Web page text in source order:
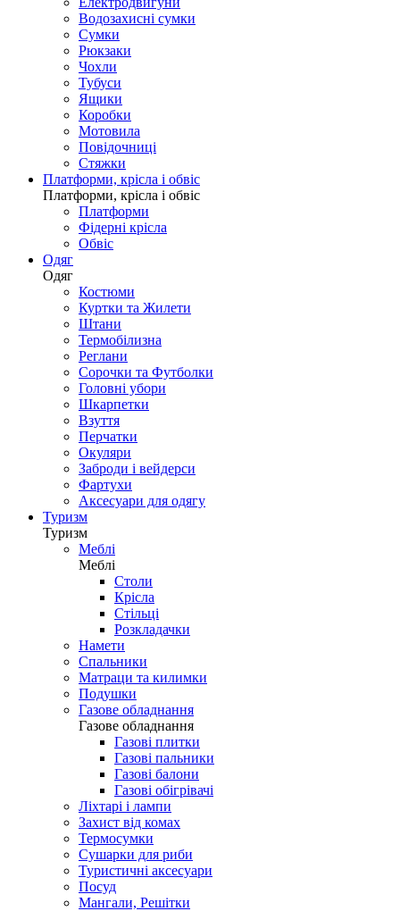
Водозахисні сумки
Сумки
Рюкзаки
Чохли
Тубуси
Ящики
Коробки
Мотовила
Повідочниці
Стяжки
Платформи, крісла і обвіс
Платформи, крісла і обвіс
Платформи
Фідерні крісла
Обвіс
Одяг
Одяг
Костюми
Куртки та Жилети
Штани
Термобілизна
Реглани
Сорочки та Футболки
Головні убори
Шкарпетки
Взуття
Перчатки
Окуляри
Заброди і вейдерси
Фартухи
Аксесуари для одягу
Туризм
Туризм
Меблі
Меблі
Столи
Крісла
Стільці
Розкладачки
Намети
Спальники
Матраци та килимки
Подушки
Газове обладнання
Газове обладнання
Газові плитки
Газові пальники
Газові балони
Газові обігрівачі
Ліхтарі і лампи
Захист від комах
Термосумки
Сушарки для риби
Туристичні аксесуари
Посуд
Мангали, Решітки